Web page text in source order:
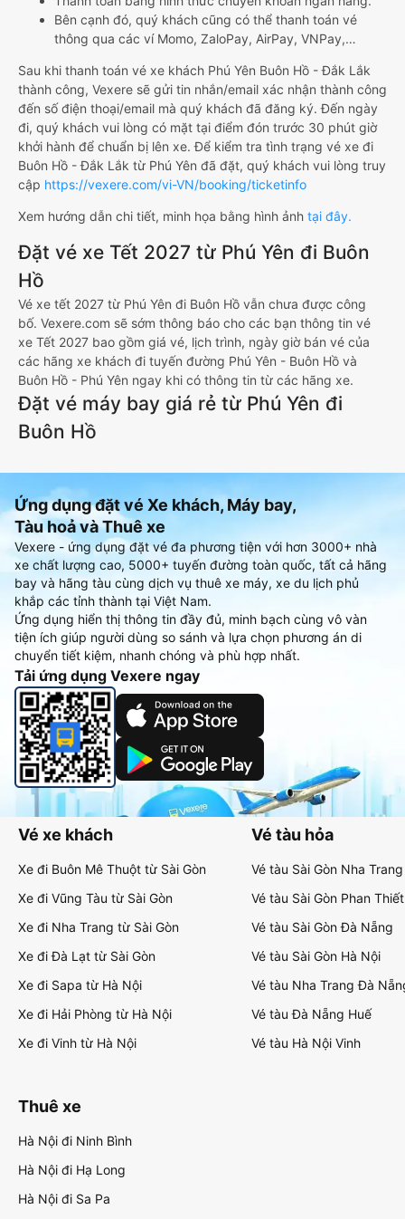
Bên cạnh đó, quý khách cũng có thể thanh toán vé
thông qua các ví Momo, ZaloPay, AirPay, VNPay,…
Sau khi thanh toán vé xe khách Phú Yên Buôn Hồ - Đắk Lắk
thành công, Vexere sẽ gửi tin nhắn/email xác nhận thành công
đến số điện thoại/email mà quý khách đã đăng ký. Đến ngày
đi, quý khách vui lòng có mặt tại điểm đón trước 30 phút giờ
khởi hành để chuẩn bị lên xe. Để kiểm tra tình trạng vé xe đi
Buôn Hồ - Đắk Lắk từ Phú Yên đã đặt, quý khách vui lòng truy
cập https://vexere.com/vi-VN/booking/ticketinfo
Xem hướng dẫn chi tiết, minh họa bằng hình ảnh tại đây.
Đặt vé xe Tết 2027 từ Phú Yên đi Buôn
Hồ
Vé xe tết 2027 từ Phú Yên đi Buôn Hồ vẫn chưa được công
bố. Vexere.com sẽ sớm thông báo cho các bạn thông tin vé
xe Tết 2027 bao gồm giá vé, lịch trình, ngày giờ bán vé của
các hãng xe khách đi tuyến đường Phú Yên - Buôn Hồ và
Buôn Hồ - Phú Yên ngay khi có thông tin từ các hãng xe.
Đặt vé máy bay giá rẻ từ Phú Yên đi
Buôn Hồ
Ứng dụng đặt vé Xe khách, Máy bay,
Tàu hoả và Thuê xe
Vexere - ứng dụng đặt vé đa phương tiện với hơn 3000+ nhà
xe chất lượng cao, 5000+ tuyến đường toàn quốc, tất cả hãng
bay và hãng tàu cùng dịch vụ thuê xe máy, xe du lịch phủ
khắp các tỉnh thành tại Việt Nam.
Ứng dụng hiển thị thông tin đầy đủ, minh bạch cùng vô vàn
tiện ích giúp người dùng so sánh và lựa chọn phương án di
chuyển tiết kiệm, nhanh chóng và phù hợp nhất.
Tải ứng dụng Vexere ngay
Vé xe khách
Xe đi Buôn Mê Thuột từ Sài Gòn
Xe đi Vũng Tàu từ Sài Gòn
Xe đi Nha Trang từ Sài Gòn
Xe đi Đà Lạt từ Sài Gòn
Xe đi Sapa từ Hà Nội
Xe đi Hải Phòng từ Hà Nội
Xe đi Vinh từ Hà Nội
Vé tàu hỏa
Vé tàu Sài Gòn Nha Trang
Vé tàu Sài Gòn Phan Thiết
Vé tàu Sài Gòn Đà Nẵng
Vé tàu Sài Gòn Hà Nội
Vé tàu Nha Trang Đà
Vé tàu Đà Nẵng Huế
Vé tàu Hà Nội Vinh
Thuê xe
Hà Nội đi Ninh Bình
Hà Nội đi Hạ Long
Hà Nội đi Sa Pa